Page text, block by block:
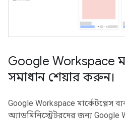
Google Workspace
সমাধান শেয়ার করুন।
Google Workspace মার্কেটপ্লেস
অ্যাডমিনিস্ট্রেটরদের জন্য